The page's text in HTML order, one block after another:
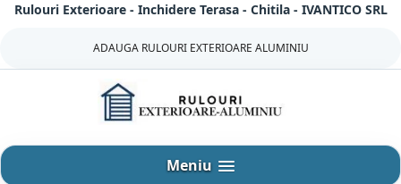
SariRulouri Exterioare - Inchidere Terasa - Chitila - IVANTICO SRL
ADAUGA RULOURI EXTERIOARE ALUMINIU
Meniu